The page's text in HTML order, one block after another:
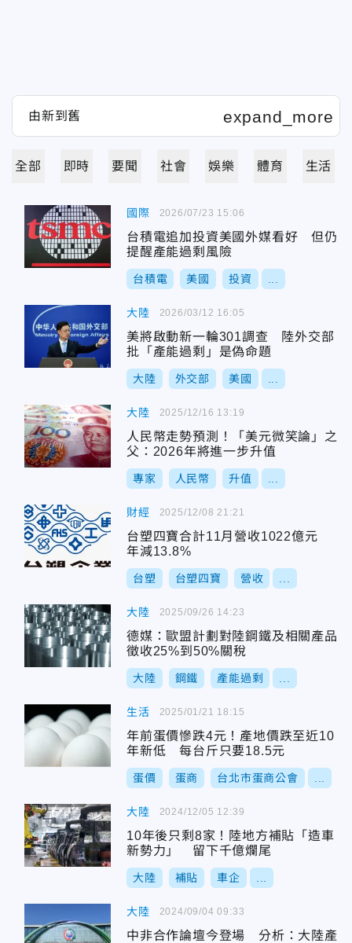
全部 即時 要聞 社會 娛樂 體育 生活
國際
台積電追加投資美國外媒看好 但仍
提醒產能過剩風險
台積電 美國 投資
2026/07/23 15:06
大陸
美將啟動新一輪301調查 陸外交部
批「產能過剩」是偽命題
大陸 外交部 美國
2026/03/12 16:05
大陸
人民幣走勢預測！「美元微笑論」之
父：2026年將進一步升值
專家 人民幣 升值
2025/12/16 13:19
財經
台塑四寶合計11月營收1022億元
年減13.8%
台塑 台塑四寶 營收
2025/12/08 21:21
大陸
德媒：歐盟計劃對陸鋼鐵及相關產品
徵收25%到50%關稅
大陸 鋼鐵 產能過剩
2025/09/26 14:23
生活
年前蛋價慘跌4元！產地價跌至近10
年新低 每台斤只要18.5元
蛋價 蛋商 台北市蛋商公會
2025/01/21 18:15
大陸
10年後只剩8家！陸地方補貼「造車
新勢力」 留下千億爛尾
大陸 補貼 車企
2024/12/05 12:39
大陸
中非合作論壇今登場 分析：大陸產
2024/09/04 09:33